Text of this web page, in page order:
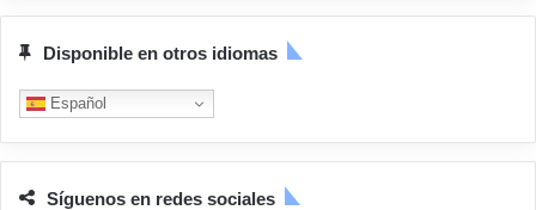
Disponible en otros idiomas
Español
Síguenos en redes sociales